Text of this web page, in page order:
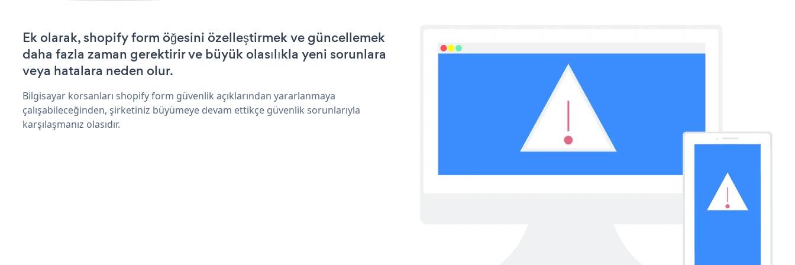
Ek olarak, shopify form öğesini özelleştirmek ve güncellemek
daha fazla zaman gerektirir ve büyük olasılıkla yeni sorunlara
veya hatalara neden olur.
Bilgisayar korsanları shopify form güvenlik açıklarından yararlanmaya
çalışabileceğinden, şirketiniz büyümeye devam ettikçe güvenlik sorunlarıyla
karşılaşmanız olasıdır.